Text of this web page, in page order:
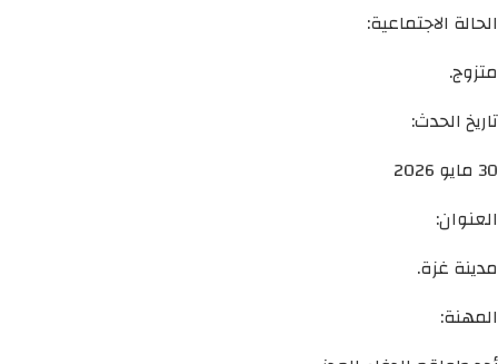
الحالة الاجتماعية:
متزوج.
تاريخ الحدث:
30 مايو 2026
العنوان:
مدينة غزة.
المهنة: